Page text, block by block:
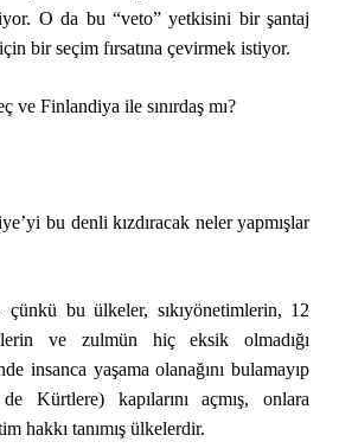
O da bu “veto” yetkisini bir şantaj
bir seçim fırsatına çevirmek istiyor.
ve Finlandiya ile sınırdaş mı?
bu denli kızdıracak neler yapmışlar
bu ülkeler, sıkıyönetimlerin, 12
ve zulmün hiç eksik olmadığı
insanca yaşama olanağını bulamayıp
Kürtlere) kapılarını açmış, onlara
hakkı tanımış ülkelerdir.